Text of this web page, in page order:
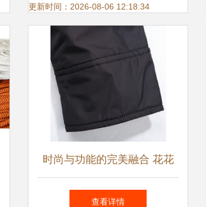
怎么样 最新德业羽绒服饰产
更新时间：2026-08-06 12:18:34
时尚与功能的完美融合 花花
公子男士短款羽绒服评测
查看详情